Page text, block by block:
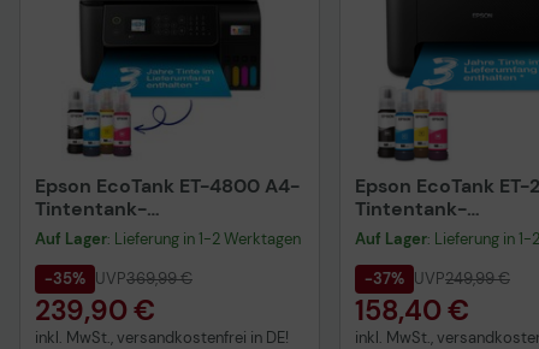
Technisches Produktdatenblatt
Vorvertragliche Informationen
gemäß der EU-
Datenverordnung
Technisches
Epson EcoTank ET-4800 A4-
Tintentank-
Multifunktionsdrucker
Auf Lager: Lieferung in 1-2 Werktagen
-35% UVP369,99 €
239,90 €
inkl. MwSt., versandkostenfrei in DE!
Epson EcoTank
Tintentank-
Auf Lager: Lieferung in
-37% UVP249,99 €
158,40 €
inkl. MwSt.,